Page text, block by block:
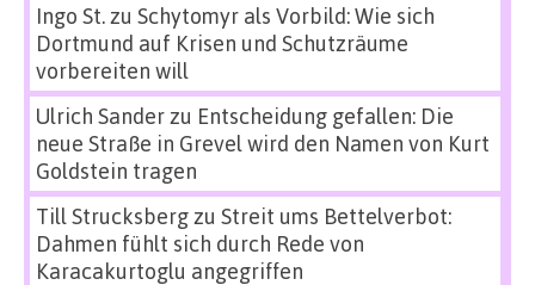
Ingo St.zu Schytomyr als Vorbild: Wie sich
Dortmund auf Krisen und Schutzräume
vorbereiten will
Ulrich Sanderzu Entscheidung gefallen: Die
neue Straße in Grevel wird den Namen von Kurt
Goldstein tragen
Till Strucksbergzu Streit ums Bettelverbot:
Dahmen fühlt sich durch Rede von
Karacakurtoglu angegriffen